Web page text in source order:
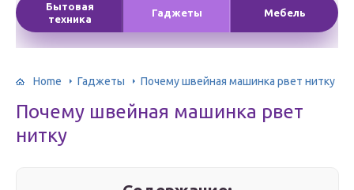
Бытовая
техника
Гаджеты Мебель
Home Гаджеты Почему швейная машинка рвет нитку
Почему швейная машинка рвет
нитку